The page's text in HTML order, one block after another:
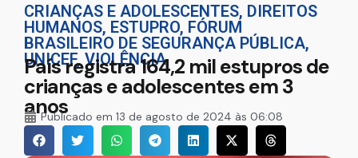
CRIANÇAS E ADOLESCENTES, DIREITOS
HUMANOS, ESTUPRO, FÓRUM
BRASILEIRO DE SEGURANÇA PÚBLICA,
UNICEF,VIOLÊNCIA
País registra 164,2 mil estupros de
crianças e adolescentes em 3
anos
Publicado em 13 de agosto de 2024 às 06:08